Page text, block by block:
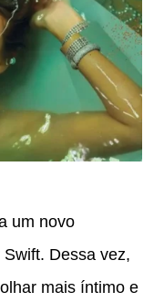
um novo
Dessa vez,
mais íntimo e